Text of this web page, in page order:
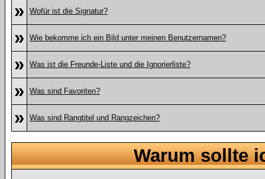
» Wofür ist die Signatur?
» Wie bekomme ich ein Bild unter meinen Benutzernamen?
» Was ist die Freunde-Liste und die Ignorierliste?
» Was sind Favoriten?
» Was sind Rangtitel und Rangzeichen?
Warum sollte